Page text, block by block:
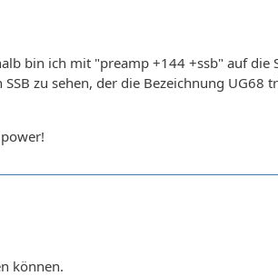
bin ich mit "preamp +144 +ssb" auf
zu sehen, der die Bezeichnung UG68
können.